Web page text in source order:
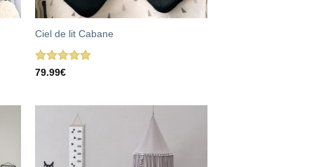
Ciel de lit Cabane
Note5.00
79.99€